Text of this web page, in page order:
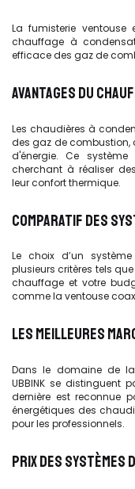
La fumisterie
chauffage à
efficace des gaz de
AVANTAGES DU
Les chaudières à
des gaz de combustion,
d'énergie. Ce
cherchant à réaliser
leur confort thermique.
COMPARATIF DES
Le choix d’un
plusieurs critères tels
chauffage et votre
comme la ventouse
LES MEILLEURES
Dans le domaine de la
UBBINK se distinguent
dernière est reconnue
énergétiques des
pour les professionnels.
PRIX DES SYSTÈMES